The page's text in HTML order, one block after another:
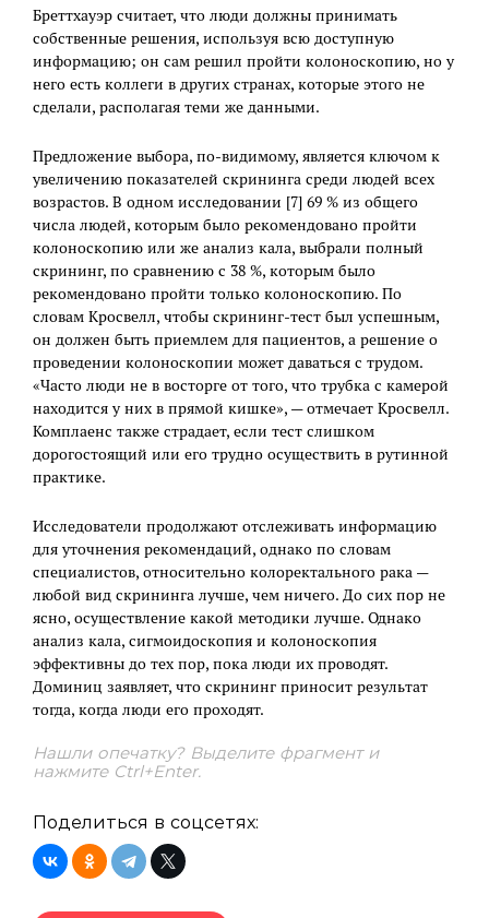
Бреттхауэр считает, что люди должны принимать
собственные решения, используя всю доступную
информацию; он сам решил пройти колоноскопию, но у
него есть коллеги в других странах, которые этого не
сделали, располагая теми же данными.
Предложение выбора, по-видимому, является ключом к
увеличению показателей скрининга среди людей всех
возрастов. В одном исследовании [7] 69 % из общего
числа людей, которым было рекомендовано пройти
колоноскопию или же анализ кала, выбрали полный
скрининг, по сравнению с 38 %, которым было
рекомендовано пройти только колоноскопию. По
словам Кросвелл, чтобы скрининг-тест был успешным,
он должен быть приемлем для пациентов, а решение о
проведении колоноскопии может даваться с трудом.
«Часто люди не в восторге от того, что трубка с камерой
находится у них в прямой кишке», — отмечает Кросвелл.
Комплаенс также страдает, если тест слишком
дорогостоящий или его трудно осуществить в рутинной
практике.
Исследователи продолжают отслеживать информацию
для уточнения рекомендаций, однако по словам
специалистов, относительно колоректального рака —
любой вид скрининга лучше, чем ничего. До сих пор не
ясно, осуществление какой методики лучше. Однако
анализ кала, сигмоидоскопия и колоноскопия
эффективны до тех пор, пока люди их проводят.
Доминиц заявляет, что скрининг приносит результат
тогда, когда люди его проходят.
Нашли опечатку? Выделите фрагмент и
нажмите Ctrl+Enter.
Поделиться в соцсетях: